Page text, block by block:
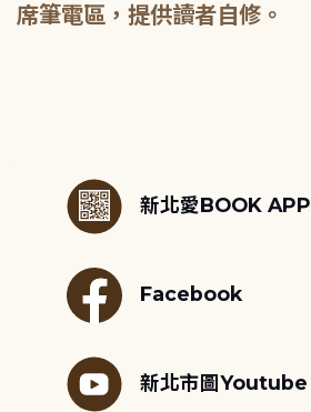
席筆電區，提供讀者自修。
新北愛BOOK APP
Facebook
新北市圖Youtube